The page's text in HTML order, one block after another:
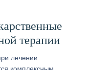
терапии
лечении